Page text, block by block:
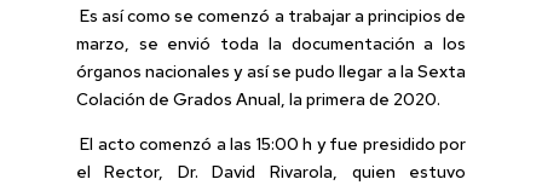
Es así como se comenzó a trabajar a principios de
marzo, se envió toda la documentación a los
órganos nacionales y así se pudo llegar a la Sexta
Colación de Grados Anual, la primera de 2020.
El acto comenzó a las 15:00 h y fue presidido por
el Rector, Dr. David Rivarola, quien estuvo